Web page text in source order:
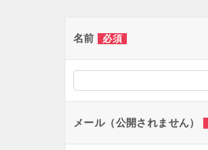
名前 必須
メール（公開されません）